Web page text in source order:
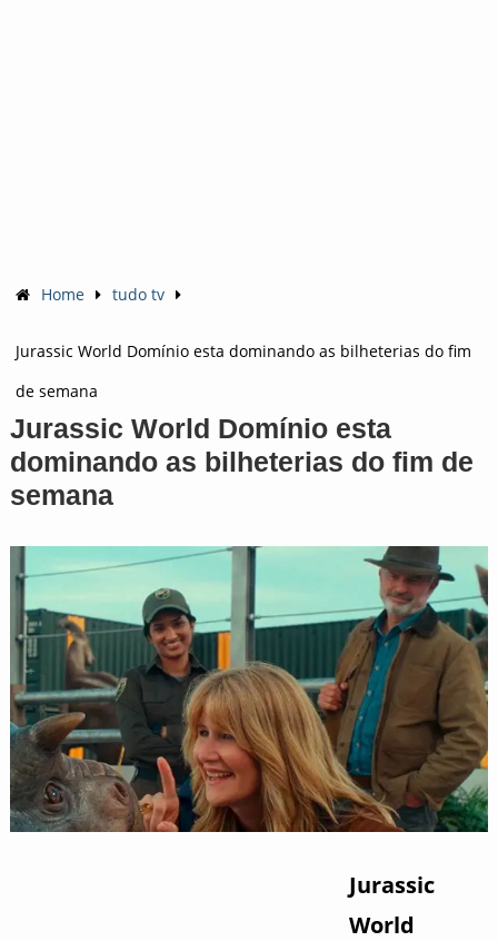
Home tudo tv
Jurassic World Domínio esta dominando as bilheterias do fim
de semana
Jurassic World Domínio esta
dominando as bilheterias do fim de
semana
Jurassic
World